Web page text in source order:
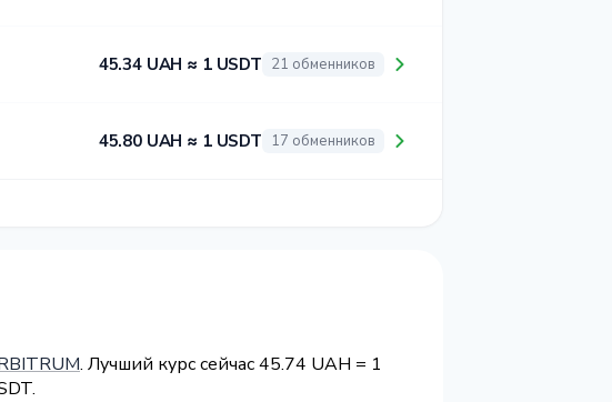
45.34 UAH ≈ 1 USDT 21 обменников
45.80 UAH ≈ 1 USDT 17 обменников
. Лучший курс сейчас 45.74 UAH = 1